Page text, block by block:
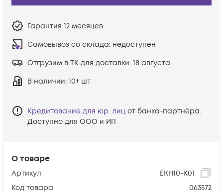
О товаре
Артикул
EKH10-K01
Код товара
063572
Гарантия 12 месяцев
Самовывоз со склада: недоступен
Отгрузим в ТК для доставки: 18 августа
В наличии: 10+ шт
Кредитование для юр. лиц от банка-партнёра.
Доступно для ООО и ИП